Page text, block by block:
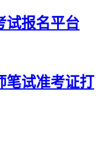
试报名平台
笔试准考证打